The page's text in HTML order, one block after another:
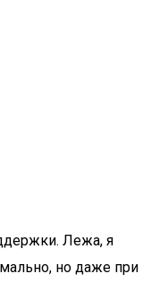
Лежа, я
но даже при